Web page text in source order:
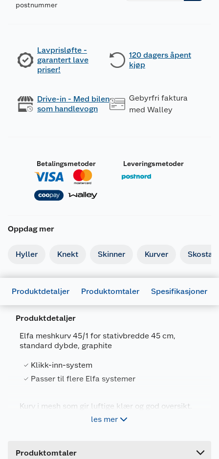
postnummer
Lavprisløfte -
garantert lave
priser!
120 dagers åpent
kjøp
Drive-in - Med bilen
som handlevogn
Gebyrfri faktura
med Walley
Betalingsmetoder Leveringsmetoder
Oppdag mer
Hyller Knekt Skinner Kurver
Produktdetaljer Produktomtaler Spesifikasjoner
Produktdetaljer
Elfa meshkurv 45/1 for stativbredde 45 cm,
standard dybde, graphite
Klikk-inn-system
Passer til flere Elfa systemer
Kurv i mesh som gir luftige klær og god oversikt.
Passer til Klikk-in-systemet med Decor
les mer
Produktomtaler
Generelt
Artikkelnummer
Leverandørens artikkelnummer